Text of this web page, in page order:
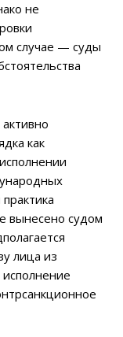
не
случае — суды
как
вынесено судом
лица из